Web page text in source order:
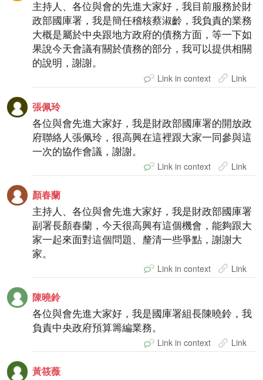
主持人、各位與會的先進大家好，我目前服務於財
政部國庫署，我是簡任稽核蔡淑齡，我負責的業務
大概是屬於中央跟地方政府的債務方面，等一下如
果說今天會議有關於債務的部分，我可以提供相關
的說明，謝謝。
Link in context Link
張佩玲
各位與會先進大家好，我是財政部國庫署的開放政
府聯絡人張佩玲，很高興在這裡跟大家一同參與這
一次的協作會議，謝謝。
Link in context Link
顏春蘭
主持人、各位與會先進大家好，我是財政部國庫署
副署長顏春蘭，今天很高興有這個機會，能夠跟大
家一起來面對這個問題、釐清一些爭點，謝謝大
家。
Link in context Link
陳曉鈴
各位與會先進大家好，我是國庫署組長陳曉鈴，我
負責中央政府預算籌編業務。
Link in context Link
黃筱薇